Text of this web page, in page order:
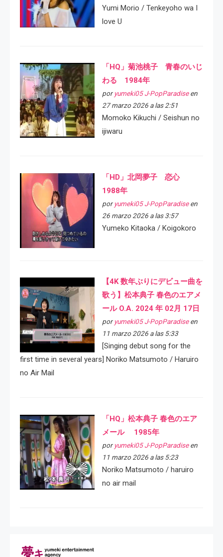
Yumi Morio / Tenkeyoho wa I
love U
「HQ」菊池桃子 青春のいじ
わる 1984年
por yumeki05 J-PopParadiseen
27 marzo 2026 a las 2:51
Momoko Kikuchi / Seishun no
ijiwaru
「HD」北岡夢子 恋心
1988年
por yumeki05 J-PopParadiseen
26 marzo 2026 a las 3:57
Yumeko Kitaoka / Koigokoro
【4K 数年ぶりにデビュー曲を
歌う】松本典子 春色のエアメ
ール O.A. 2024 年 02月 17日
por yumeki05 J-PopParadiseen
11 marzo 2026 a las 5:33
[Singing debut song for the
first time in several years] Noriko Matsumoto / Haruiro
no Air Mail
「HQ」松本典子 春色のエア
メール 1985年
por yumeki05 J-PopParadiseen
11 marzo 2026 a las 5:23
Noriko Matsumoto / haruiro
no air mail